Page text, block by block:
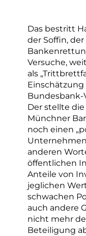
Das bestritt
der Soffin,
Versuche,
als
Bundesbank-
Der stellte
Münchner
noch einen
anderen
öffentlichen
Anteile von
jeglichen
schwachen
auch andere
nicht mehr
Beteiligung